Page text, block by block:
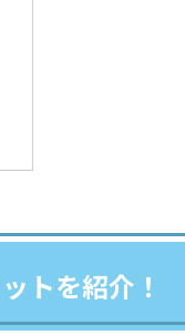
トを紹介！